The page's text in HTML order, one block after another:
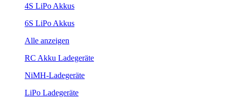
4S LiPo Akkus
6S LiPo Akkus
Alle anzeigen
RC Akku Ladegeräte
NiMH-Ladegeräte
LiPo Ladegeräte